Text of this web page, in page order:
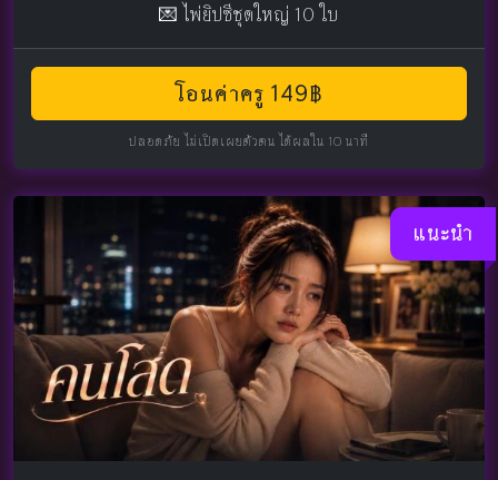
💌 ไพ่ยิปซีชุดใหญ่ 10 ใบ
โอนค่าครู 149฿
ปลอดภัย ไม่เปิดเผยตัวตน ได้ผลใน 10 นาที
แนะนำ